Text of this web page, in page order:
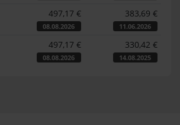
497,17 €
08.08.2026
383,69 €
11.06.2026
497,17 €
08.08.2026
330,42 €
14.08.2025